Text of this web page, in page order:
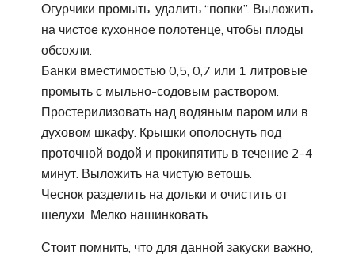
Огурчики промыть, удалить “попки”. Выложить
на чистое кухонное полотенце, чтобы плоды
обсохли.
Банки вместимостью 0,5, 0,7 или 1 литровые
промыть с мыльно-содовым раствором.
Простерилизовать над водяным паром или в
духовом шкафу. Крышки ополоснуть под
проточной водой и прокипятить в течение 2-4
минут. Выложить на чистую ветошь.
Чеснок разделить на дольки и очистить от
шелухи. Мелко нашинковать
Стоит помнить, что для данной закуски важно,